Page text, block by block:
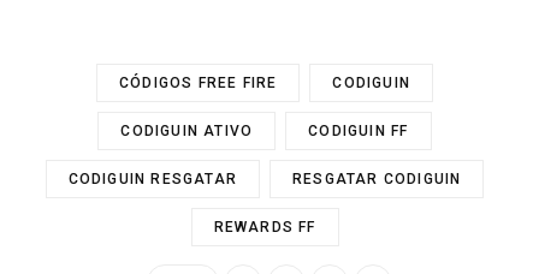
CÓDIGOS FREE FIRE CODIGUIN
CODIGUIN ATIVO CODIGUIN FF
CODIGUIN RESGATAR RESGATAR CODIGUIN
REWARDS FF